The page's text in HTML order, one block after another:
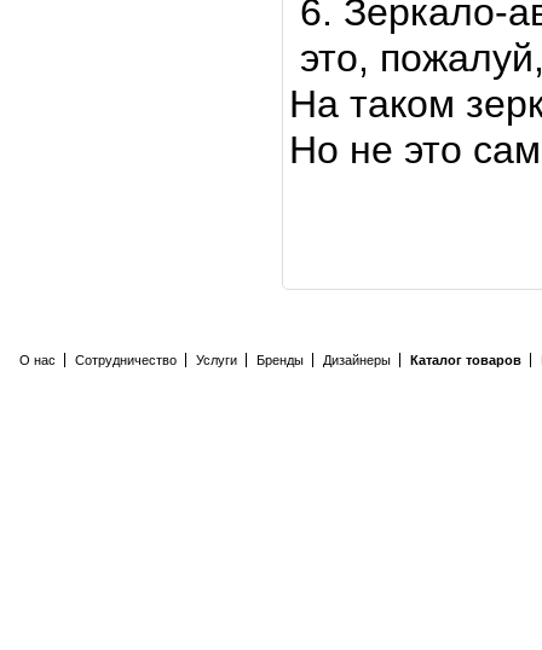
6. Зеркало-
это,
На таком
Но не это
О нас Сотрудничество Услуги Бренды Дизайнеры Каталог товаров